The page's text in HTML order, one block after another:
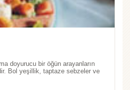
doyurucu bir öğün arayanların
Bol yeşillik, taptaze sebzeler ve